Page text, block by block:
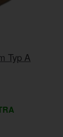
Typ A